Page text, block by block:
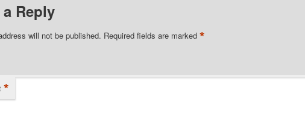
a Reply
will not be published. Required fields are marked *
*